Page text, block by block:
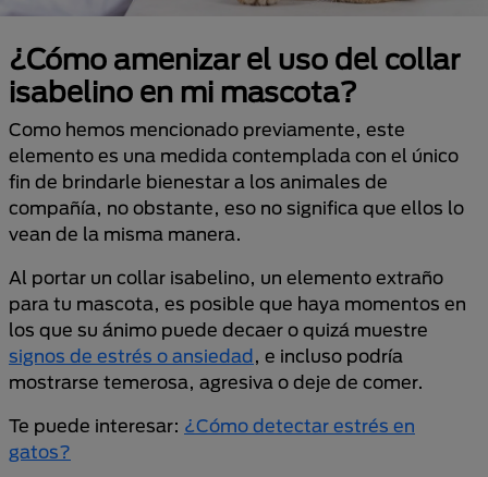
¿Cómo amenizar el uso del collar
isabelino en mi mascota?
Como hemos mencionado previamente, este
elemento es una medida contemplada con el único
fin de brindarle bienestar a los animales de
compañía, no obstante, eso no significa que ellos lo
vean de la misma manera.
Al portar un collar isabelino, un elemento extraño
para tu mascota, es posible que haya momentos en
los que su ánimo puede decaer o quizá muestre
signos de estrés o ansiedad, e incluso podría
mostrarse temerosa, agresiva o deje de comer.
Te puede interesar: ¿Cómo detectar estrés en
gatos?